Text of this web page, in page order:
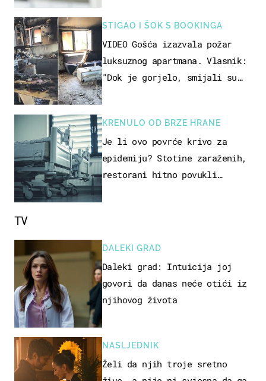
STIGAO I ŠOK S BOOKINGA
VIDEO Gošća izazvala požar
luksuznog apartmana. Vlasnik:
"Dok je gorjelo, smijali su
KRENULO OD BRZE HRANE
Je li ovo povrće krivo za
epidemiju? Stotine zaraženih,
restorani hitno povukli
TV
DALEKI GRAD
Daleki grad: Intuicija joj
govori da danas neće otići iz
njihovog života
NASLJEDNIK
Želi da njih troje sretno